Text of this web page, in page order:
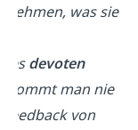
was sie
devoten
man nie
von